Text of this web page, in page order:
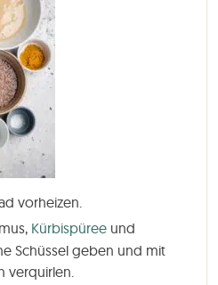
vorheizen.
Kürbispüree und
Schüssel geben und mit
verquirlen.